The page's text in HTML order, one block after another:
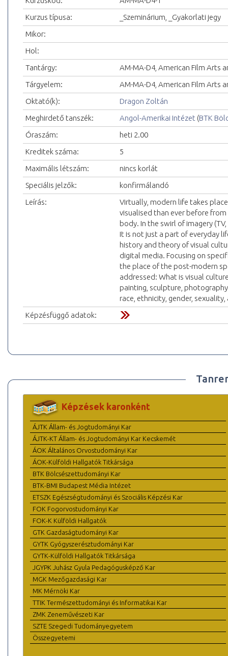
Kurzus típusa:
_Szeminárium, _Gyakorlati jegy
Mikor:
Hol:
Tantárgy:
AM-MA-D4, American Film Arts
Tárgyelem:
AM-MA-D4, American Film Arts
Oktató(k):
Dragon Zoltán
Meghirdető tanszék:
Angol-Amerikai Intézet (BTK
Óraszám:
heti 2.00
Kreditek száma:
5
Maximális létszám:
nincs korlát
Speciális jelzők:
konfirmálandó
Leírás:
Virtually, modern life takes
visualised than ever before
body. In the swirl of imagery
It is not just a part of everyday
history and theory of visual
digital media. Focusing on
the place of the post-modern
addressed: What is visual
painting, sculpture,
race, ethnicity, gender,
Képzésfüggő adatok:
Képzések karonként
ÁJTK Állam- és Jogtudományi Kar
ÁJTK-KT Állam- és Jogtudományi Kar Kecskemét
ÁOK Általános Orvostudományi Kar
ÁOK-Külföldi Hallgatók Titkársága
BTK Bölcsészettudományi Kar
BTK-BMI Budapest Média Intézet
ETSZK Egészségtudományi és Szociális Képzési Kar
FOK Fogorvostudományi Kar
FOK-K Külföldi Hallgatók
GTK Gazdaságtudományi Kar
GYTK Gyógyszerésztudományi Kar
GYTK-Külföldi Hallgatók Titkársága
JGYPK Juhász Gyula Pedagógusképző Kar
MGK Mezőgazdasági Kar
MK Mérnöki Kar
TTIK Természettudományi és Informatikai Kar
ZMK Zeneművészeti Kar
SZTE Szegedi Tudományegyetem
Összegyetemi